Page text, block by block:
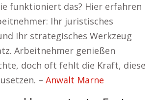
funktioniert das? Hier erfahren
Ihr juristisches
Ihr strategisches Werkzeug
Arbeitnehmer genießen
doch oft fehlt die Kraft, diese
– Anwalt Marne